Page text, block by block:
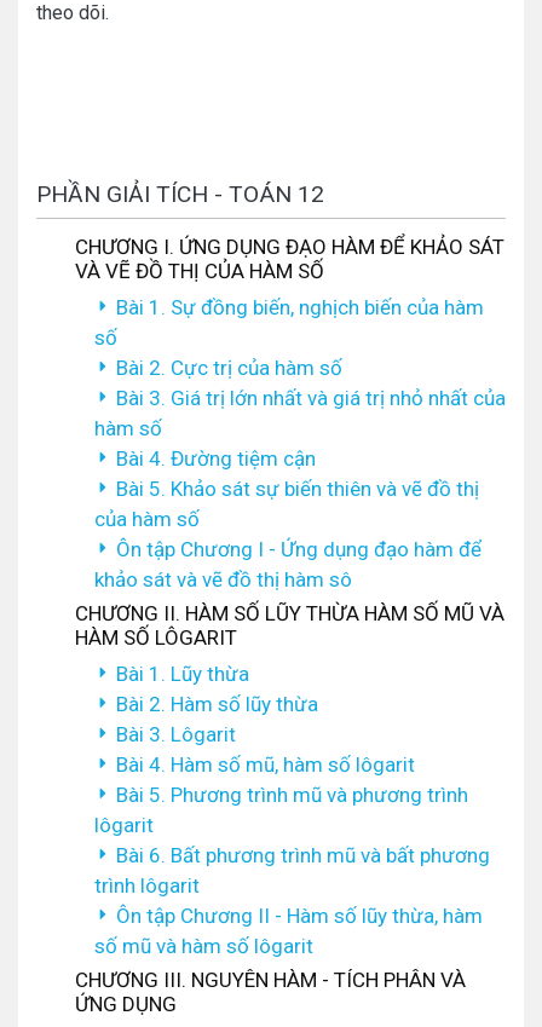
theo dõi.
PHẦN GIẢI TÍCH - TOÁN 12
CHƯƠNG I. ỨNG DỤNG ĐẠO HÀM ĐỂ KHẢO SÁT
VÀ VẼ ĐỒ THỊ CỦA HÀM SỐ
Bài 1. Sự đồng biến, nghịch biến của hàm
số
Bài 2. Cực trị của hàm số
Bài 3. Giá trị lớn nhất và giá trị nhỏ nhất của
hàm số
Bài 4. Đường tiệm cận
Bài 5. Khảo sát sự biến thiên và vẽ đồ thị
của hàm số
Ôn tập Chương I - Ứng dụng đạo hàm để
khảo sát và vẽ đồ thị hàm sô
CHƯƠNG II. HÀM SỐ LŨY THỪA HÀM SỐ MŨ VÀ
HÀM SỐ LÔGARIT
Bài 1. Lũy thừa
Bài 2. Hàm số lũy thừa
Bài 3. Lôgarit
Bài 4. Hàm số mũ, hàm số lôgarit
Bài 5. Phương trình mũ và phương trình
lôgarit
Bài 6. Bất phương trình mũ và bất phương
trình lôgarit
Ôn tập Chương II - Hàm số lũy thừa, hàm
số mũ và hàm số lôgarit
CHƯƠNG III. NGUYÊN HÀM - TÍCH PHÂN VÀ
ỨNG DỤNG